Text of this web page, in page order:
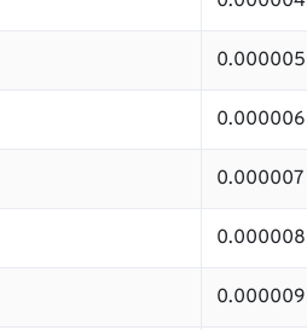
0.000005
0.000006
0.000007
0.000008
0.000009